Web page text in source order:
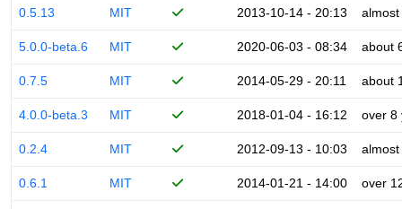
0.5.13 MIT 2013-10-14 - 20:13
5.0.0-beta.6 MIT 2020-06-03 - 08:34 about
0.7.5 MIT 2014-05-29 - 20:11 about
4.0.0-beta.3 MIT 2018-01-04 - 16:12 over 8
0.2.4 MIT 2012-09-13 - 10:03
0.6.1 MIT 2014-01-21 - 14:00 over